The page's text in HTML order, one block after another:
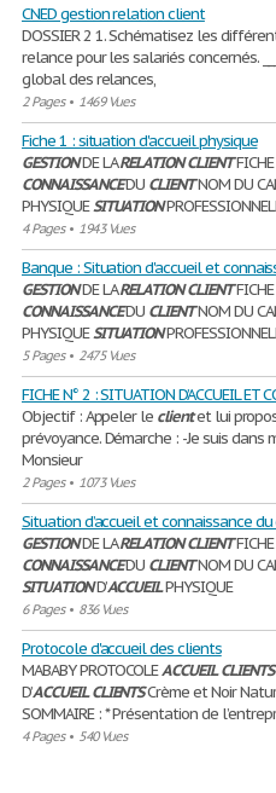
CNED gestion relation client
DOSSIER 2 1. Schématisez les
relance pour les salariés concernés.
global des relances,
2 Pages• 1469 Vues
Fiche 1 : situation d'accueil physique
GESTIONDE LARELATION CLIENT
CONNAISSANCEDU CLIENTNOM DU
PHYSIQUESITUATION
4 Pages• 1943 Vues
Banque : Situation d'accueil et
GESTIONDE LARELATION CLIENT
CONNAISSANCEDU CLIENTNOM DU
PHYSIQUESITUATION
5 Pages• 2475 Vues
FICHE N° 2 : SITUATION D’ACCUEIL ET
Objectif : Appeler le clientet lui
prévoyance. Démarche : -Je suis dans
Monsieur
2 Pages• 1073 Vues
Situation d’accueil et connaissance
GESTIONDE LARELATION CLIENT
CONNAISSANCEDU CLIENTNOM DU
SITUATIOND’ACCUEILPHYSIQUE
6 Pages• 836 Vues
Protocole d'accueil des clients
MABABY PROTOCOLEACCUEIL CLIENTS
D’ACCUEIL CLIENTSCrème et Noir
SOMMAIRE : * Présentation de
4 Pages• 540 Vues